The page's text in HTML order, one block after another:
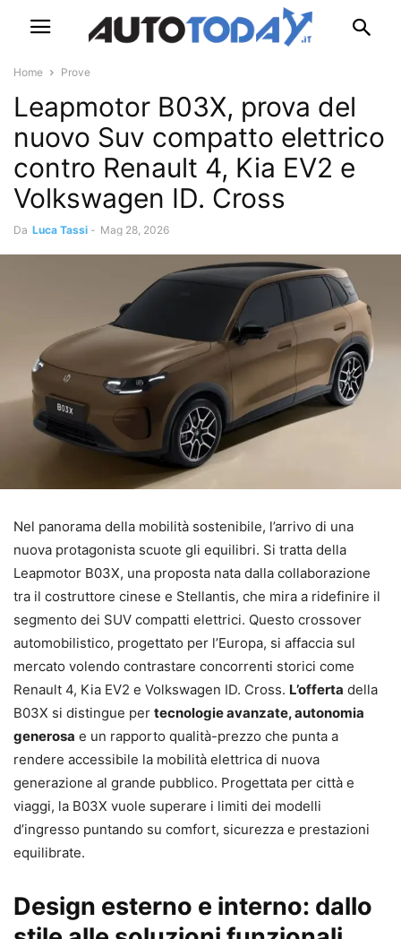
Home Prove
Leapmotor B03X, prova del
nuovo Suv compatto elettrico
contro Renault 4, Kia EV2 e
Volkswagen ID. Cross
Da Luca Tassi - Mag 28, 2026
Nel panorama della mobilità sostenibile, l’arrivo di una
nuova protagonista scuote gli equilibri. Si tratta della
Leapmotor B03X, una proposta nata dalla collaborazione
tra il costruttore cinese e Stellantis, che mira a ridefinire il
segmento dei SUV compatti elettrici. Questo crossover
automobilistico, progettato per l’Europa, si affaccia sul
mercato volendo contrastare concorrenti storici come
Renault 4, Kia EV2 e Volkswagen ID. Cross. L’offerta della
B03X si distingue per tecnologie avanzate, autonomia
generosa e un rapporto qualità-prezzo che punta a
rendere accessibile la mobilità elettrica di nuova
generazione al grande pubblico. Progettata per città e
viaggi, la B03X vuole superare i limiti dei modelli
d’ingresso puntando su comfort, sicurezza e prestazioni
equilibrate.
Design esterno e interno: dallo